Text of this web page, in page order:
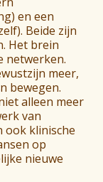
en een
Beide zijn
Het brein
netwerken.
meer,
bewegen.
alleen meer
van
ook klinische
op
nieuwe